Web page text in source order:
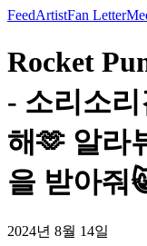
FeedArtistFan Letter
Rocket
- 소리소
해🫶 알라
을 받아줘
2024년 8월 14일